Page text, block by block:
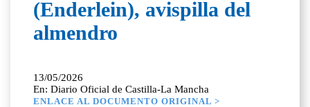
(Enderlein), avispilla del
almendro
13/05/2026
En: Diario Oficial de Castilla-La Mancha
ENLACE AL DOCUMENTO ORIGINAL >